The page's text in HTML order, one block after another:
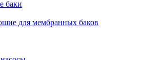
баки
для мембранных баков